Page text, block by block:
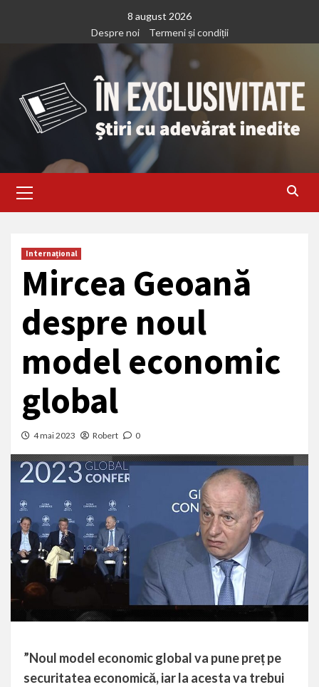
8 august 2026
Despre noi
Termeni și condiții
Menu
Internațional
Mircea Geoană
despre noul
model economic
global
4 mai 2023 Robert 0
”Noul model economic global va pune preț pe
securitatea economică, iar la acesta va trebui